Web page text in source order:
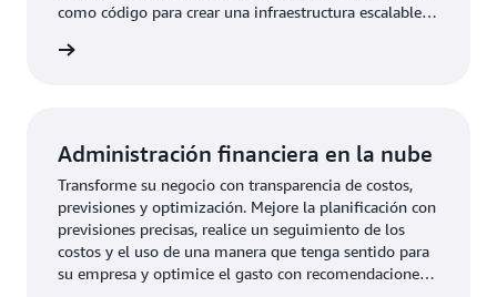
como código para crear una infraestructura escalable y
al aprovisionar recursos y mantener el cumplimiento
Administración financiera en la nube
Transforme su negocio con transparencia de costos,
previsiones y optimización. Mejore la planificación con
previsiones precisas, realice un seguimiento de los
costos y el uso de una manera que tenga sentido para
su empresa y optimice el gasto con recomendaciones